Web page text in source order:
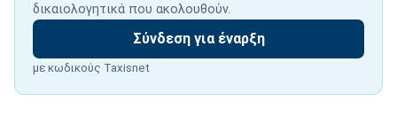
δικαιολογητικά που ακολουθούν.
Σύνδεση για έναρξη
με κωδικούς Taxisnet